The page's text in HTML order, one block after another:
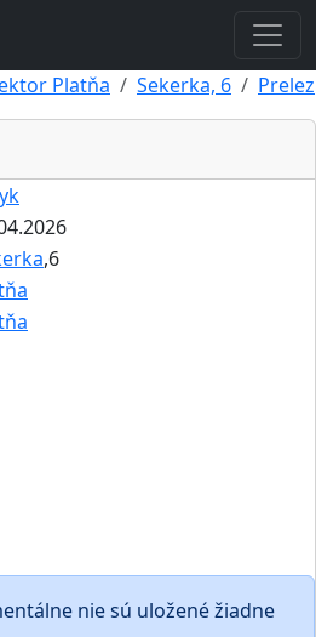
Platňa Sekerka, 6 Prelez
,6
nie sú uložené žiadne